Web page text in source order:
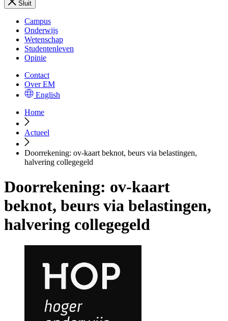
Sluit
Campus
Onderwijs
Wetenschap
Studentenleven
Opinie
Contact
Over EM
English
Home
Actueel
Doorrekening: ov-kaart beknot, beurs via belastingen,
halvering collegegeld
Doorrekening: ov-kaart
beknot, beurs via belastingen,
halvering collegegeld